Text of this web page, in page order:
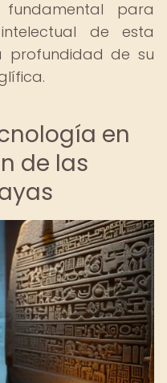
para
de esta
profundidad de su
en
de las